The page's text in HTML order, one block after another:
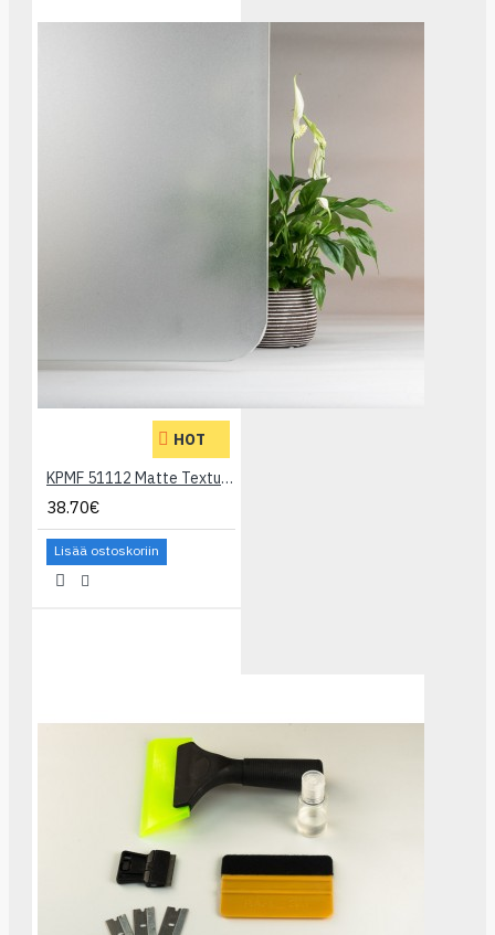
HOT
KPMF 51112 Matte Textured/Grain Silver Etch
38.70€
Lisää ostoskoriin